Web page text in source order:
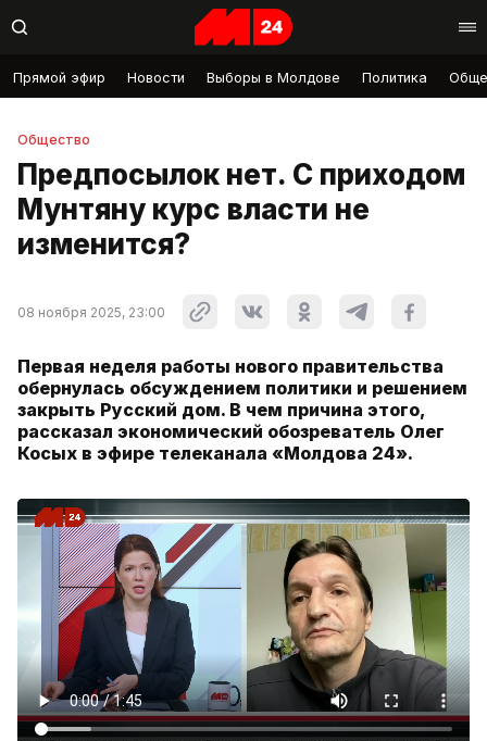
Прямой эфир Новости Выборы в Молдове Политика
Общество
Предпосылок нет. С приходом
Мунтяну курс власти не
изменится?
08 ноября 2025, 23:00
Первая неделя работы нового правительства
обернулась обсуждением политики и решением
закрыть Русский дом. В чем причина этого,
рассказал экономический обозреватель Олег
Косых в эфире телеканала «Молдова 24».